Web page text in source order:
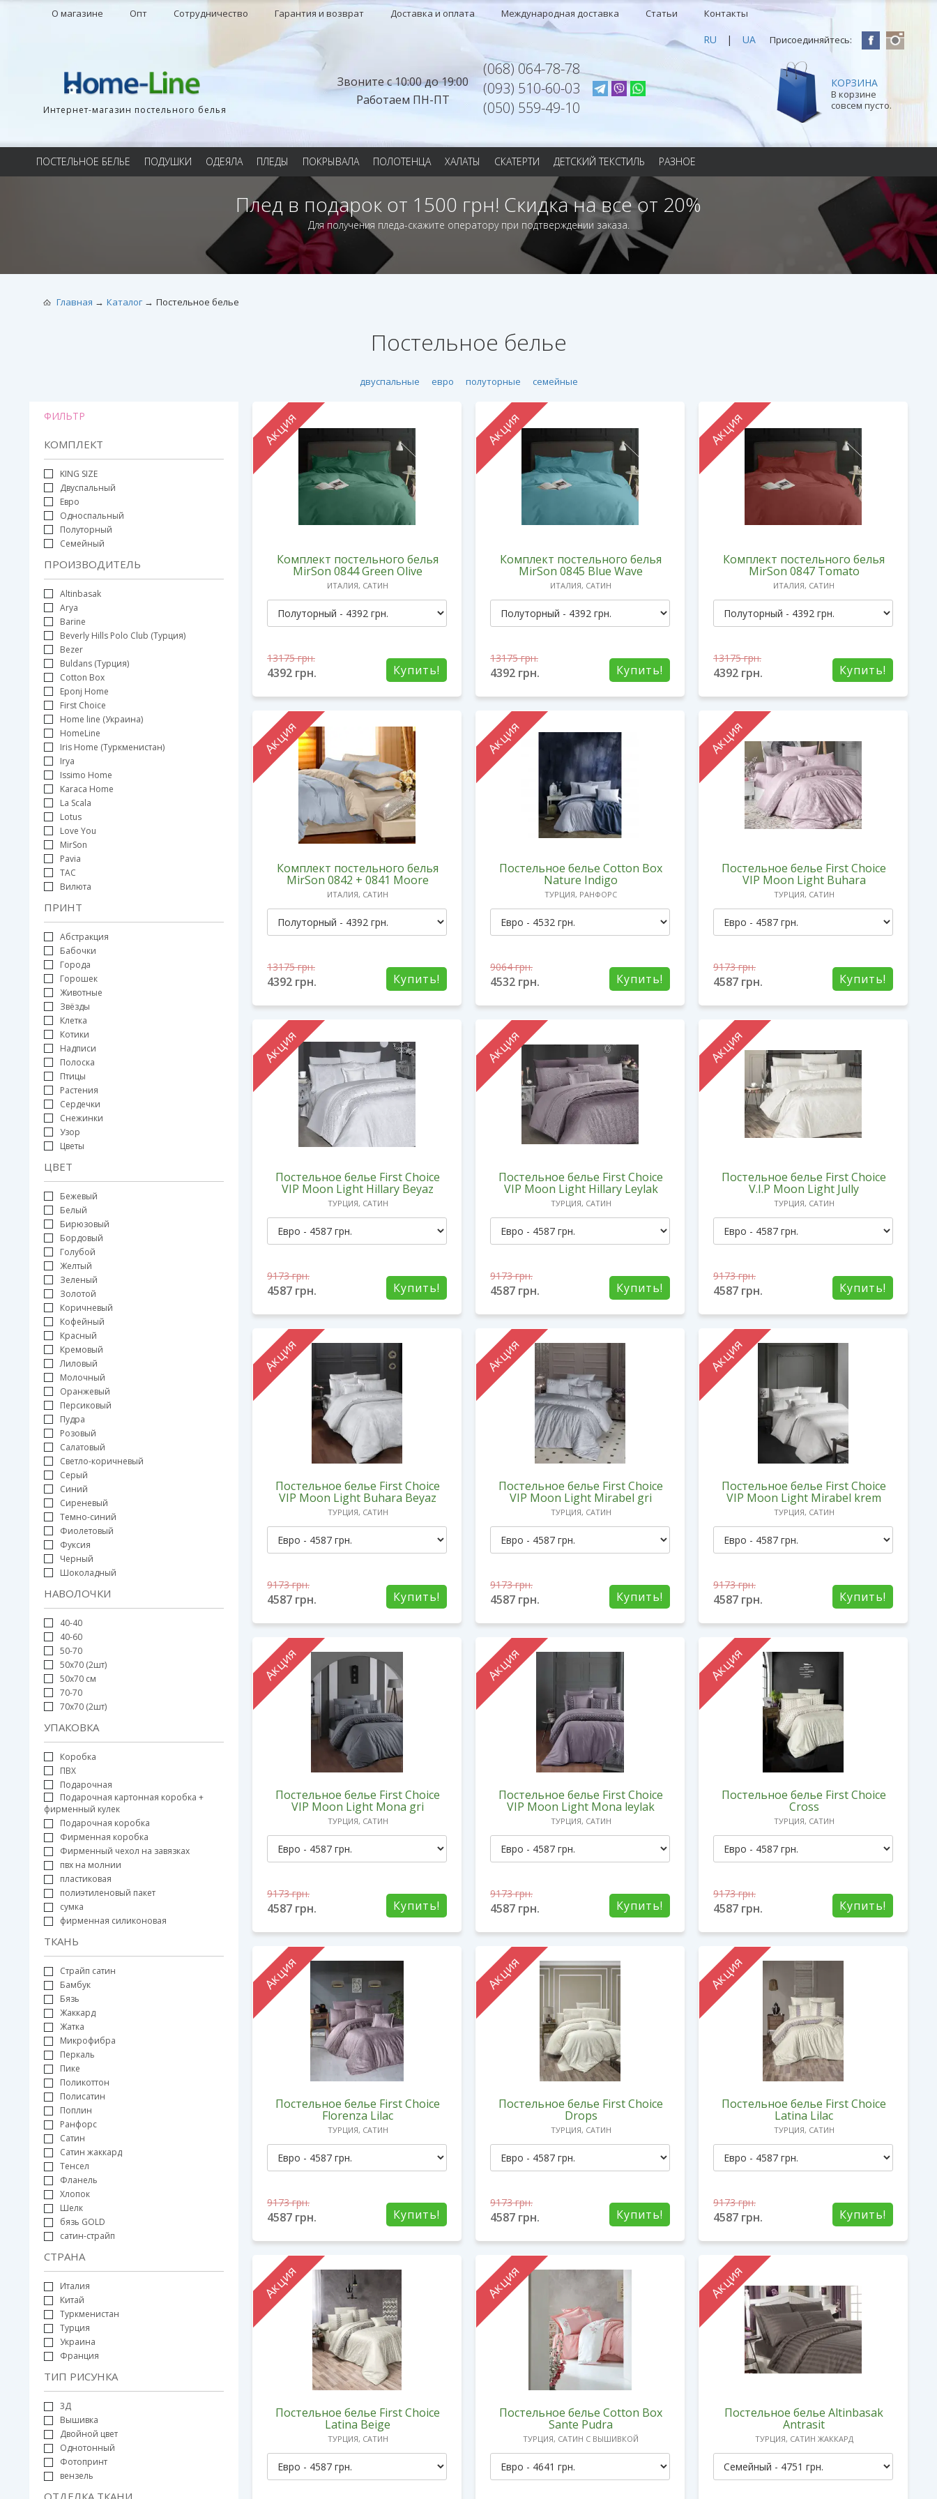
О магазине Опт Сотрудничество Гарантия и возврат Доставка и оплата Международная доставка Статьи Контакты
RU | UA Присоединяйтесь:
Интернет-магазин постельного белья
Звоните с 10:00 до 19:00
Работаем ПН-ПТ
(068) 064-78-78
(093) 510-60-03
(050) 559-49-10
КОРЗИНА
В корзине
совсем пусто.
ПОСТЕЛЬНОЕ БЕЛЬЕ ПОДУШКИ ОДЕЯЛА ПЛЕДЫ ПОКРЫВАЛА ПОЛОТЕНЦА ХАЛАТЫ СКАТЕРТИ ДЕТСКИЙ ТЕКСТИЛЬ РАЗНОЕ
Плед в подарок от 1500 грн! Скидка на все от 20%
Для получения пледа-скажите оператору при подтверждении заказа.
Главная Каталог Постельное белье
Постельное белье
двуспальные евро полуторные семейные
ФИЛЬТР
КОМПЛЕКТ
KING SIZE
Двуспальный
Евро
Односпальный
Полуторный
Семейный
ПРОИЗВОДИТЕЛЬ
Altinbasak
Arya
Barine
Beverly Hills Polo Club (Турция)
Bezer
Buldans (Турция)
Cotton Box
Eponj Home
First Choice
Home line (Украина)
HomeLine
Iris Home (Туркменистан)
Irya
Issimo Home
Karaca Home
La Scala
Lotus
Love You
MirSon
Pavia
TAC
Вилюта
ПРИНТ
Абстракция
Бабочки
Города
Горошек
Животные
Звёзды
Клетка
Котики
Надписи
Полоска
Птицы
Растения
Сердечки
Снежинки
Узор
Цветы
ЦВЕТ
Бежевый
Белый
Бирюзовый
Бордовый
Голубой
Желтый
Зеленый
Золотой
Коричневый
Кофейный
Красный
Кремовый
Лиловый
Молочный
Оранжевый
Персиковый
Пудра
Розовый
Салатовый
Светло-коричневый
Серый
Синий
Сиреневый
Темно-синий
Фиолетовый
Фуксия
Черный
Шоколадный
НАВОЛОЧКИ
40-40
40-60
50-70
50х70 (2шт)
50х70 см
70-70
70х70 (2шт)
УПАКОВКА
Коробка
ПВХ
Подарочная
Подарочная картонная коробка +
фирменный кулек
Подарочная коробка
Фирменная коробка
Фирменный чехол на завязках
пвх на молнии
пластиковая
полиэтиленовый пакет
сумка
фирменная силиконовая
ТКАНЬ
Cтрайп сатин
Бамбук
Бязь
Жаккард
Жатка
Микрофибра
Перкаль
Пике
Поликоттон
Полисатин
Поплин
Ранфорс
Сатин
Сатин жаккард
Тенсел
Фланель
Хлопок
Шелк
бязь GOLD
сатин-страйп
СТРАНА
Италия
Китай
Туркменистан
Турция
Украина
Франция
ТИП РИСУНКА
3Д
Вышивка
Двойной цвет
Однотонный
Фотопринт
вензель
Акция
Комплект постельного белья
MirSon 0844 Green Olive
ИТАЛИЯ, САТИН
Купить!
13175грн.
4392 грн.
Акция
Комплект постельного белья
MirSon 0845 Blue Wave
ИТАЛИЯ, САТИН
Купить!
13175грн.
4392 грн.
Акция
Комплект постельного белья
MirSon 0847 Tomato
ИТАЛИЯ, САТИН
Купить!
13175грн.
4392 грн.
Акция
Комплект постельного белья
MirSon 0842 + 0841 Moore
ИТАЛИЯ, САТИН
Купить!
13175грн.
4392 грн.
Акция
Постельное белье Cotton Box
Nature Indigo
ТУРЦИЯ, РАНФОРС
Купить!
9064грн.
4532 грн.
Акция
Постельное белье First Choice
VIP Moon Light Buhara
ТУРЦИЯ, САТИН
Купить!
9173грн.
4587 грн.
Акция
Постельное белье First Choice
VIP Moon Light Hillary Beyaz
ТУРЦИЯ, САТИН
Купить!
9173грн.
4587 грн.
Акция
Постельное белье First Choice
VIP Moon Light Hillary Leylak
ТУРЦИЯ, САТИН
Купить!
9173грн.
4587 грн.
Акция
Постельное белье First Choice
V.I.P Moon Light Jully
ТУРЦИЯ, САТИН
Купить!
9173грн.
4587 грн.
Акция
Постельное белье First Choice
VIP Moon Light Buhara Beyaz
ТУРЦИЯ, САТИН
Купить!
9173грн.
4587 грн.
Акция
Постельное белье First Choice
VIP Moon Light Mirabel gri
ТУРЦИЯ, САТИН
Купить!
9173грн.
4587 грн.
Акция
Постельное белье First Choice
VIP Moon Light Mirabel krem
ТУРЦИЯ, САТИН
Купить!
9173грн.
4587 грн.
Акция
Постельное белье First Choice
VIP Moon Light Mona gri
ТУРЦИЯ, САТИН
Купить!
9173грн.
4587 грн.
Акция
Постельное белье First Choice
VIP Moon Light Mona leylak
ТУРЦИЯ, САТИН
Купить!
9173грн.
4587 грн.
Акция
Постельное белье First Choice
Cross
ТУРЦИЯ, САТИН
Купить!
9173грн.
4587 грн.
Акция
Постельное белье First Сhoice
Florenza Lilac
ТУРЦИЯ, САТИН
Купить!
9173грн.
4587 грн.
Акция
Постельное белье First Choice
Drops
ТУРЦИЯ, САТИН
Купить!
9173грн.
4587 грн.
Акция
Постельное белье First Choice
Latina Lilac
ТУРЦИЯ, САТИН
Купить!
9173грн.
4587 грн.
Акция
Постельное белье First Choice
Latina Beige
ТУРЦИЯ, САТИН
Акция
Постельное белье Cotton Box
Sante Pudra
ТУРЦИЯ, САТИН С ВЫШИВКОЙ
Акция
Постельное белье Altinbasak
Antrasit
ТУРЦИЯ, САТИН ЖАККАРД